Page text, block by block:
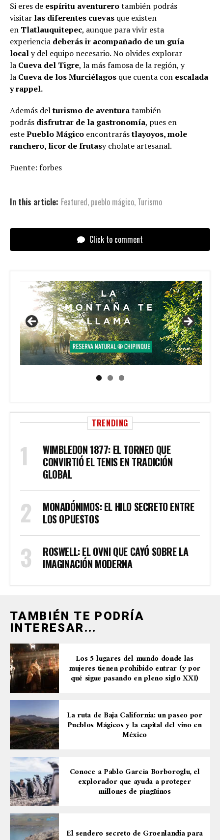
Si eres de espíritu aventurerotambién podrás
visitar las diferentes cuevas que existen
en Tlatlauquitepec, aunque para vivir esta
experiencia deberás ir acompañado de un guía
localy del equipo necesario. No olvides explorar
la Cueva del Tigre, la más famosa de la región, y
la Cueva de los Murciélagos que cuenta con escalada
y rappel.
Además delturismo de aventuratambién
podrás disfrutrar de la gastronomía, pues en
estePueblo Mágico encontrarástlayoyos, mole
ranchero, licor de frutasy cholate artesanal.
Fuente: forbes
In this article: Featured, pueblo mágico, Turismo
Click to comment
TRENDING
WIMBLEDON 1877: EL TORNEO QUE
CONVIRTIÓ EL TENIS EN TRADICIÓN
GLOBAL
MONADÓNIMOS: EL HILO SECRETO ENTRE
LOS OPUESTOS
ROSWELL: EL OVNI QUE CAYÓ SOBRE LA
IMAGINACIÓN MODERNA
TAMBIÉN TE PODRÍA
INTERESAR...
Los 5 lugares del mundo donde las
mujeres tienen prohibido entrar (y por
qué sigue pasando en pleno siglo XXI)
La ruta de Baja California: un paseo por
Pueblos Mágicos y la capital del vino en
México
Conoce a Pablo García Borboroglu, el
explorador que ayuda a proteger
millones de pingüinos
El sendero secreto de Groenlandia para